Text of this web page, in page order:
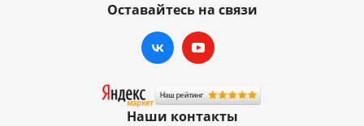
Оставайтесь на связи
Наши контакты